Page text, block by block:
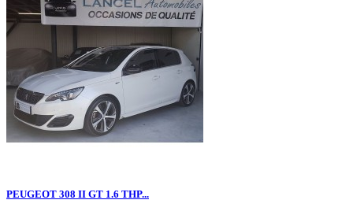
PEUGEOT 308 II GT 1.6 THP...